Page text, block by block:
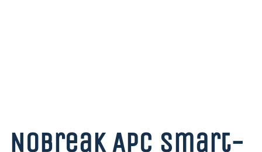
Nobreak APC Smart-